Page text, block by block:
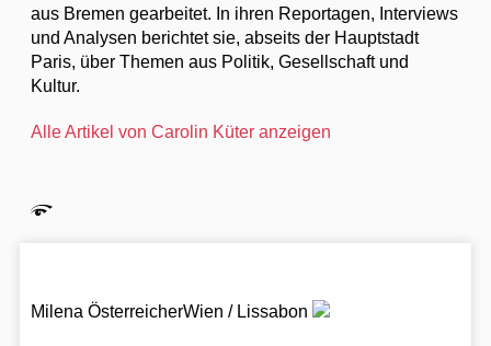
aus Bremen gearbeitet. In ihren Reportagen, Interviews
und Analysen berichtet sie, abseits der Hauptstadt
Paris, über Themen aus Politik, Gesellschaft und
Kultur.
Alle Artikel von Carolin Küter anzeigen
Milena ÖsterreicherWien / Lissabon